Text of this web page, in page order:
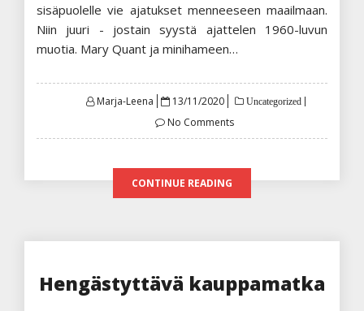
sisäpuolelle vie ajatukset menneeseen maailmaan.
Niin juuri - jostain syystä ajattelen 1960-luvun
muotia. Mary Quant ja minihameen…
Marja-Leena
Posted
13/11/2020 Uncategorized
No Comments
CONTINUE READING
Hengästyttävä kauppamatka